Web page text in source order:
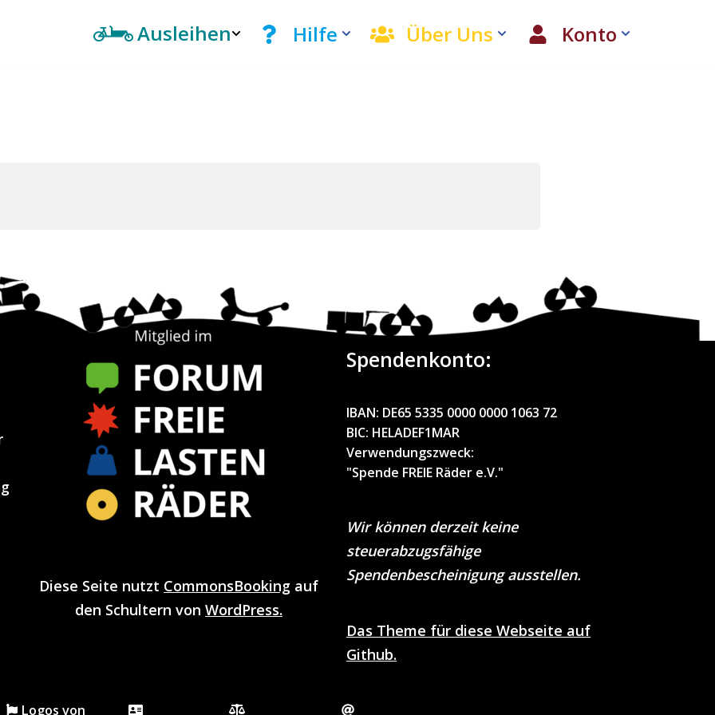
Ausleihen Hilfe Über Uns Konto
Diese Seite nutzt CommonsBooking auf
den Schultern von WordPress.
Spendenkonto:
IBAN: DE65 5335 0000 0000 1063 72
BIC: HELADEF1MAR
Verwendungszweck:
"Spende FREIE Räder e.V."
Wir können derzeit keine
steuerabzugsfähige
Spendenbescheinigung ausstellen.
Das Theme für diese Webseite auf
Github.
Logos von